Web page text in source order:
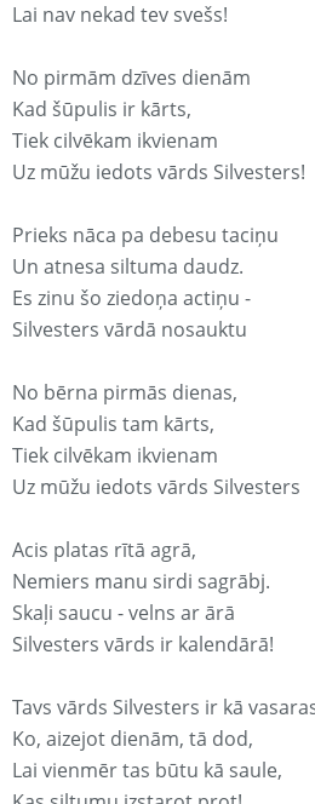
Lai nav nekad tev svešs!
No pirmām dzīves dienām
Kad šūpulis ir kārts,
Tiek cilvēkam ikvienam
Uz mūžu iedots vārds Silvesters!
Prieks nāca pa debesu taciņu
Un atnesa siltuma daudz.
Es zinu šo ziedoņa actiņu -
Silvesters vārdā nosauktu
No bērna pirmās dienas,
Kad šūpulis tam kārts,
Tiek cilvēkam ikvienam
Uz mūžu iedots vārds Silvesters
Acis platas rītā agrā,
Nemiers manu sirdi sagrābj.
Skaļi saucu - velns ar ārā
Silvesters vārds ir kalendārā!
Tavs vārds Silvesters ir kā
Ko, aizejot dienām, tā dod,
Lai vienmēr tas būtu kā saule,